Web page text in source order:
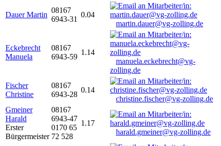
Dauer Martin
08167
6943-31
0.04
martin.dauer@vg-zolling.de
Eckebrecht
Manuela
08167
6943-59
1.14
manuela.eckebrecht@vg-
zolling.de
Fischer
Christine
08167
6943-28
0.14
christine.fischer@vg-zolling.de
Gmeiner
Harald
Erster
Bürgermeister
08167
6943-47
0170 65
72 528
1.17
harald.gmeiner@vg-zolling.de